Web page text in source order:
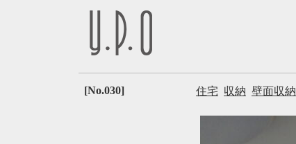
[No.030] 住宅 収納 壁面収納